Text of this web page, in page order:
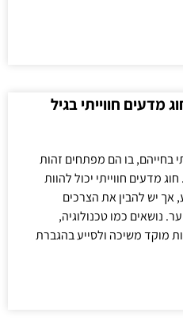
מדעים חווייתי בגיל
בחייהם, בו הם מפתחים זהות
מדעים חווייתי יכול להוות
אך יש להבין את הצרכים
נושאים כמו טכנולוגיה,
מוקד משיכה ולסייע בהגברת